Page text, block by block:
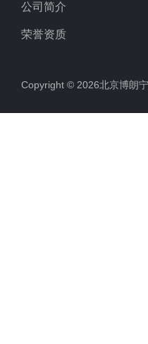
公司简介
荣誉资质
Copyright © 2026北京博朗